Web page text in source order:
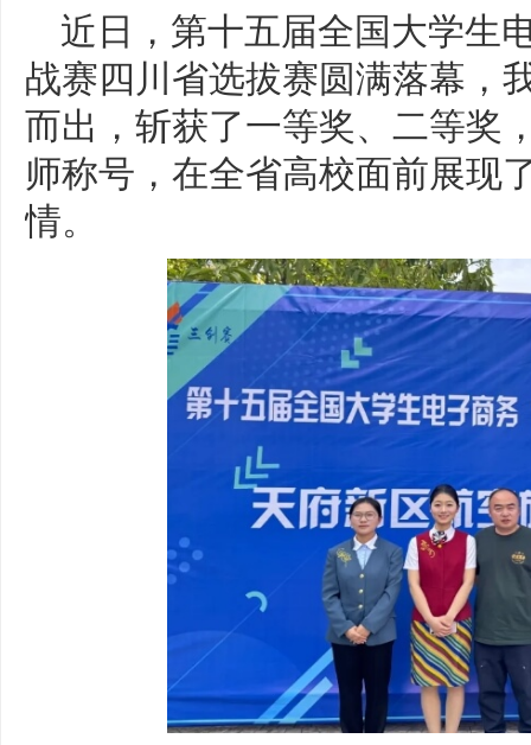
近日，第十五届全国大学生
战赛四川省选拔赛圆满落幕，
而出，斩获了一等奖、二等奖
师称号，在全省高校面前展现
情。